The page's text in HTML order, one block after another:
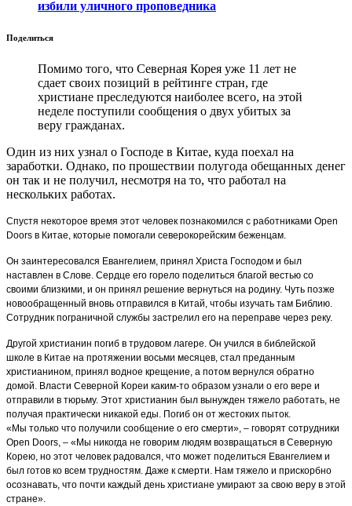
избили уличного проповедника
Поделиться
Помимо того, что Северная Корея уже 11 лет не
сдает своих позиций в рейтинге стран, где
христиане преследуются наиболее всего, на этой
неделе поступили сообщения о двух убитых за
веру гражданах.
Один из них узнал о Господе в Китае, куда поехал на
заработки. Однако, по прошествии полугода обещанных денег
он так и не получил, несмотря на то, что работал на
нескольких работах.
Спустя некоторое время этот человек познакомился с работниками Open
Doors в Китае, которые помогали северокорейским беженцам.
Он заинтересовался Евангелием, принял Христа Господом и был
наставлен в Слове. Сердце его горело поделиться благой вестью со
своими близкими, и он принял решение вернуться на родину. Чуть позже
новообращенный вновь отправился в Китай, чтобы изучать там Библию.
Сотрудник пограничной службы застрелил его на переправе через реку.
Другой христианин погиб в трудовом лагере. Он учился в библейской
школе в Китае на протяжении восьми месяцев, стал преданным
христианином, принял водное крещение, а потом вернулся обратно
домой. Власти Северной Кореи каким-то образом узнали о его вере и
отправили в тюрьму. Этот христианин был вынужден тяжело работать, не
получая практически никакой еды. Погиб он от жестоких пыток.
«Мы только что получили сообщение о его смерти», – говорят сотрудники
Open Doors, – «Мы никогда не говорим людям возвращаться в Северную
Корею, но этот человек радовался, что может поделиться Евангелием и
был готов ко всем трудностям. Даже к смерти. Нам тяжело и прискорбно
осознавать, что почти каждый день христиане умирают за свою веру в этой
стране».